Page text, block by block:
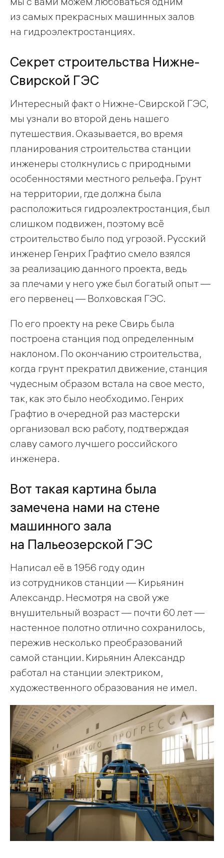
из самых прекрасных машинных залов
на гидроэлектростанциях.
Секрет строительства Нижне-
Свирской ГЭС
Интересный факт о Нижне-Свирской ГЭС,
мы узнали во второй день нашего
путешествия. Оказывается, во время
планирования строительства станции
инженеры столкнулись с природными
особенностями местного рельефа. Грунт
на территории, где должна была
расположиться гидроэлектростанция, был
слишком подвижен, поэтому всё
строительство было под угрозой. Русский
инженер Генрих Графтио смело взялся
за реализацию данного проекта, ведь
за плечами у него уже был богатый опыт —
его первенец — Волховская ГЭС.
По его проекту на реке Свирь была
построена станция под определенным
наклоном. По окончанию строительства,
когда грунт прекратил движение, станция
чудесным образом встала на свое место,
так, как это было необходимо. Генрих
Графтио в очередной раз мастерски
организовал всю работу, подтверждая
славу самого лучшего российского
инженера.
Вот такая картина была
замечена нами на стене
машинного зала
на Пальеозерской ГЭС
Написал её в 1956 году один
из сотрудников станции — Кирьянин
Александр. Несмотря на свой уже
внушительный возраст — почти 60 лет —
настенное полотно отлично сохранилось,
пережив несколько преобразований
самой станции. Кирьянин Александр
работал на станции электриком,
художественного образования не имел.